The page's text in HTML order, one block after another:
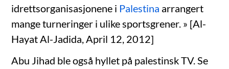
idrettsorganisasjonene i Palestina arrangert
mange turneringer i ulike sportsgrener. » [Al-
Hayat Al-Jadida, April 12, 2012]
Abu Jihad ble også hyllet på palestinsk TV. Se